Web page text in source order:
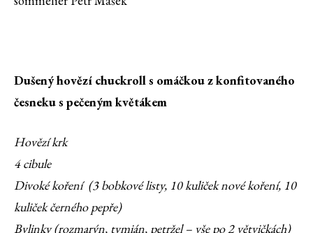
Dušený hovězí chuckroll s omáčkou z konfitovaného
česneku s pečeným květákem
Hovězí krk
4 cibule
Divoké koření (3 bobkové listy, 10 kuliček nové koření, 10
kuliček černého pepře)
Bylinky (rozmarýn, tymián, petržel – vše po 2 větvičkách)